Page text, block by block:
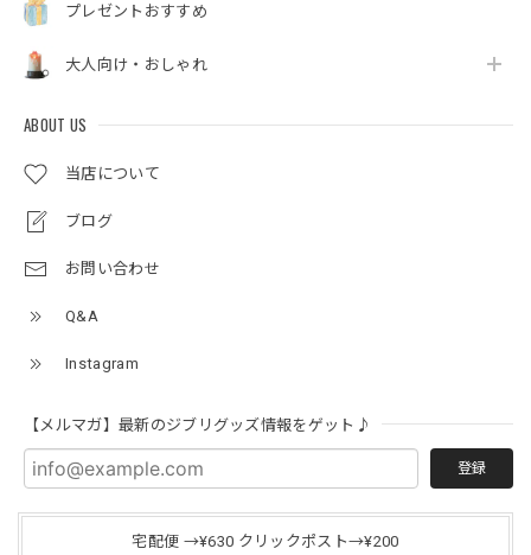
プレゼントおすすめ
大人向け・おしゃれ
ABOUT US
当店について
ブログ
お問い合わせ
Q&A
Instagram
【メルマガ】最新のジブリグッズ情報をゲット♪
登録
宅配便 →¥630 クリックポスト→¥200